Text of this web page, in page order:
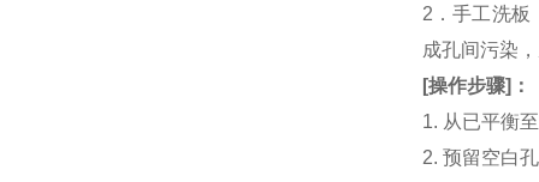
2．手工洗板
成孔间污染
[操作步骤] ：
1. 从已平衡
2. 预留空白